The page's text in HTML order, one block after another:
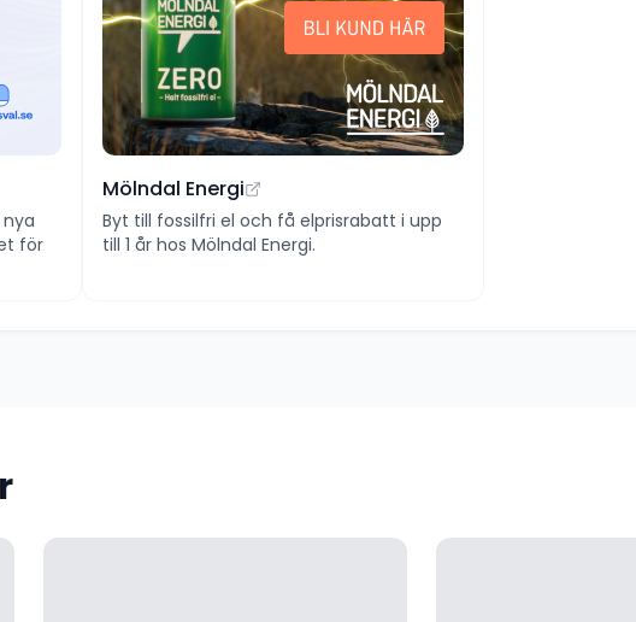
för
Mölndal Energi
Byt till fossilfri el och få elprisrabatt i upp
till 1 år hos Mölndal Energi.